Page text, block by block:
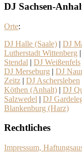
DJ Sachsen-
Orte:
DJ Halle (Saale) | DJ
Lutherstadt Wittenberg |
Stendal | DJ Weißenfels
DJ Merseburg | DJ
Zeitz | DJ Aschersleben
Köthen (Anhalt) | DJ
Salzwedel | DJ
Blankenburg (Harz)
Rechtliches
Impressum,